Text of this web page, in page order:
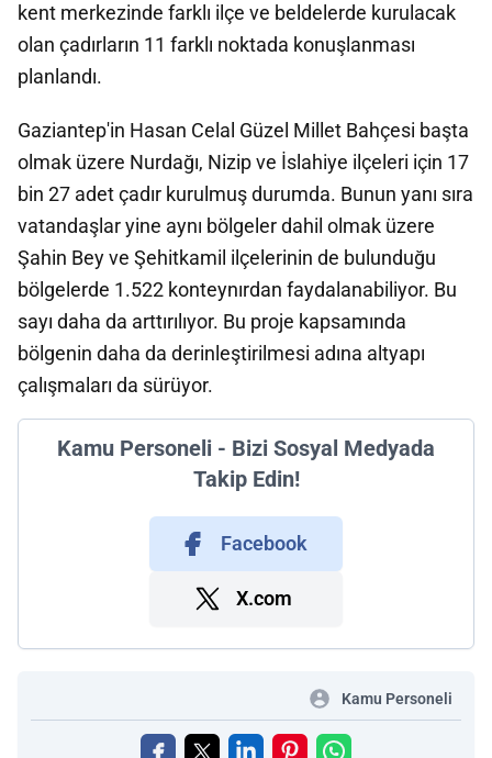
kent merkezinde farklı ilçe ve beldelerde kurulacak
olan çadırların 11 farklı noktada konuşlanması
planlandı.
Gaziantep'in Hasan Celal Güzel Millet Bahçesi başta
olmak üzere Nurdağı, Nizip ve İslahiye ilçeleri için 17
bin 27 adet çadır kurulmuş durumda. Bunun yanı sıra
vatandaşlar yine aynı bölgeler dahil olmak üzere
Şahin Bey ve Şehitkamil ilçelerinin de bulunduğu
bölgelerde 1.522 konteynırdan faydalanabiliyor. Bu
sayı daha da arttırılıyor. Bu proje kapsamında
bölgenin daha da derinleştirilmesi adına altyapı
çalışmaları da sürüyor.
Kamu Personeli - Bizi Sosyal Medyada
Takip Edin!
Facebook
X.com
Kamu Personeli